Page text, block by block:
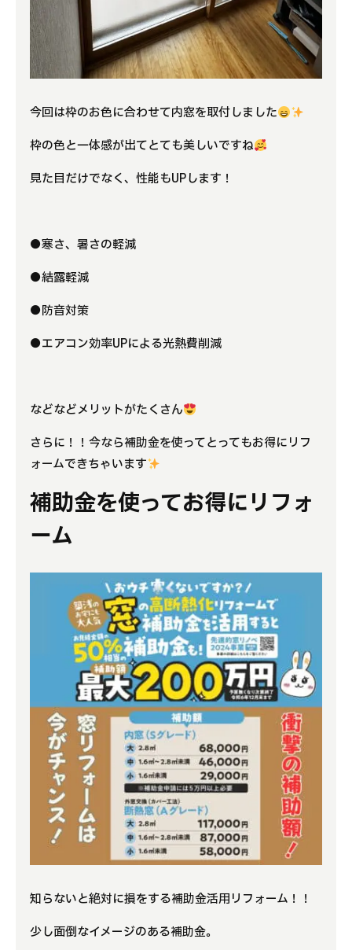
今回は枠のお色に合わせて内窓を取付しました
枠の色と一体感が出てとても美しいですね
見た目だけでなく、性能もUPします！
●寒さ、暑さの軽減
●結露軽減
●防音対策
●エアコン効率UPによる光熱費削減
などなどメリットがたくさん
さらに！！今なら補助金を使ってとってもお得にリフ
ォームできちゃいます
補助金を使ってお得にリフォ
ーム
知らないと絶対に損をする補助金活用リフォーム！！
少し面倒なイメージのある補助金。